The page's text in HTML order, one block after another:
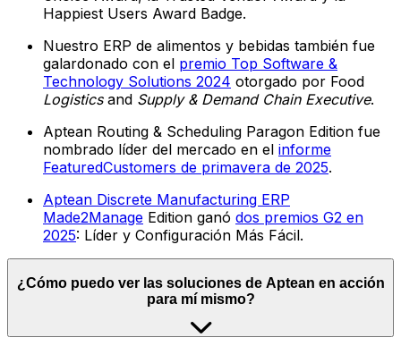
Happiest Users Award Badge.
Nuestro ERP de alimentos y bebidas también fue
galardonado con el premio Top Software &
Technology Solutions 2024 otorgado por Food
Logisticsand Supply & Demand Chain Executive.
Aptean Routing & Scheduling Paragon Edition fue
nombrado líder del mercado en el informe
FeaturedCustomers de primavera de 2025.
Aptean Discrete Manufacturing ERP
Made2Manage Edition ganó dos premios G2 en
2025: Líder y Configuración Más Fácil.
¿Cómo puedo ver las soluciones de Aptean en acción
para mí mismo?